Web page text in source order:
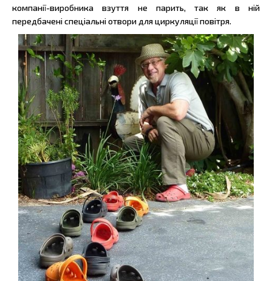
компанії-виробника взуття не парить, так як в ній
передбачені спеціальні отвори для циркуляції повітря.